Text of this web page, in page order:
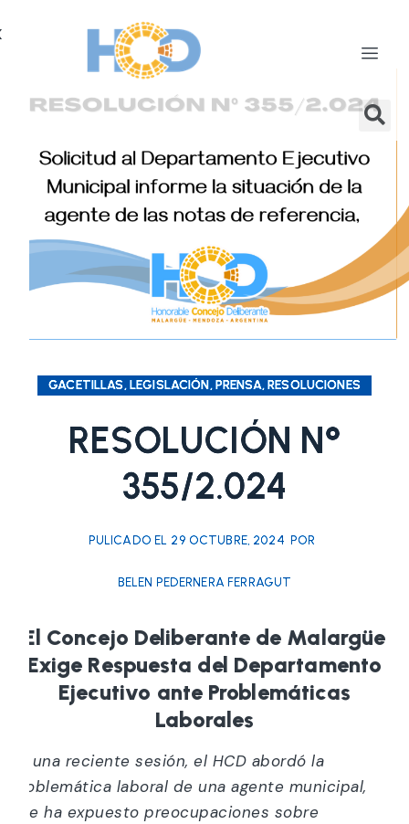
GACETILLAS, LEGISLACIÓN, PRENSA, RESOLUCIONES
RESOLUCIÓN N°
355/2.024
PULICADO EL 29 OCTUBRE, 2024 POR
BELEN PEDERNERA FERRAGUT
El Concejo Deliberante de Malargüe
Exige Respuesta del Departamento
Ejecutivo ante Problemáticas
Laborales
En una reciente sesión, el HCD abordó la
problemática laboral de una agente municipal,
que ha expuesto preocupaciones sobre